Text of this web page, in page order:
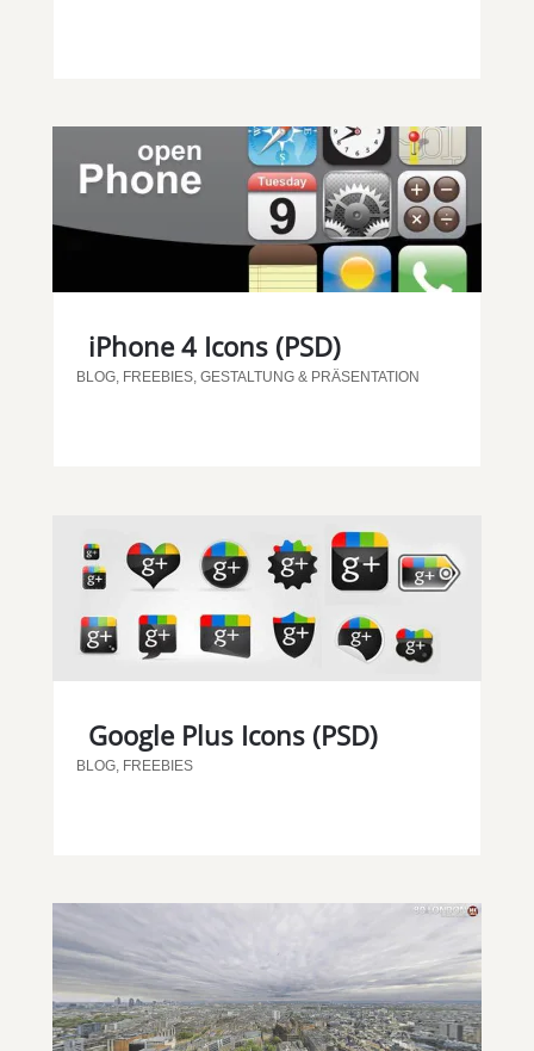
iPhone 4 Icons (PSD)
BLOG, FREEBIES, GESTALTUNG & PRÄSENTATION
Google Plus Icons (PSD)
BLOG, FREEBIES